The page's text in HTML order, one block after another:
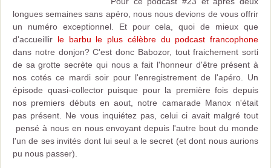
longues semaines sans apéro, nous nous devions de vous offrir
un numéro exceptionnel. Et pour cela, quoi de mieux que
d'accueillir le barbu le plus célèbre du podcast francophone
dans notre donjon? C'est donc Babozor, tout fraichement sorti
de sa grotte secrète qui nous a fait l'honneur d'être présent à
nos cotés ce mardi soir pour l'enregistrement de l'apéro. Un
épisode quasi-collector puisque pour la première fois depuis
nos premiers débuts en aout, notre camarade Manox n'était
pas présent. Ne vous inquiétez pas, celui ci avait malgré tout
pensé à nous en nous envoyant depuis l'autre bout du monde
l'un de ses invités dont lui seul a le secret (et dont nous aurions
pu nous passer).